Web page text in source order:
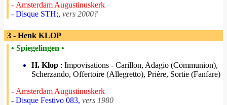
- Amsterdam Augustinuskerk
- Disque STH;, vers 2000?
3 - Henk KLOP
• Spiegelingen •
H. Klop : Impovisations - Carillon, Adagio (Communion),
Scherzando, Offertoire (Allegretto), Prière, Sortie (Fanfare)
- Amsterdam Augustinuskerk
- Disque Festivo 083, vers 1980